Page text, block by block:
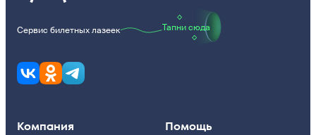
Сервис билетных лазеек Тапни сюда
Компания Помощь